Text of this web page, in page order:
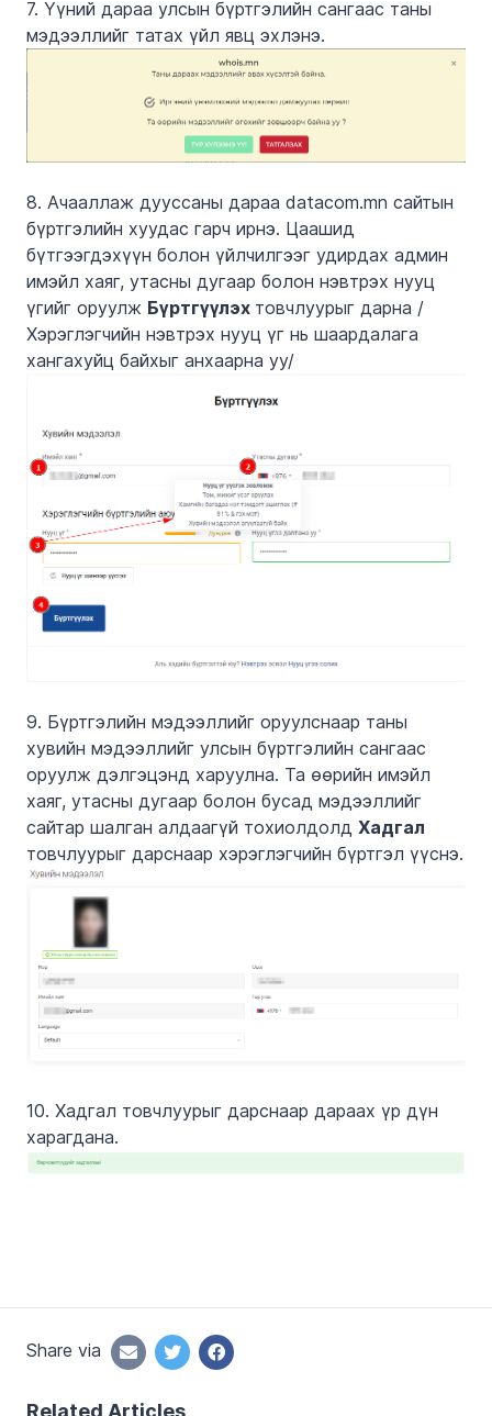
7. Үүний дараа улсын бүртгэлийн сангаас таны
мэдээллийг татах үйл явц эхлэнэ.
8. Ачааллаж дууссаны дараа datacom.mn сайтын
бүртгэлийн хуудас гарч ирнэ. Цаашид
бүтгээгдэхүүн болон үйлчилгээг удирдах админ
имэйл хаяг, утасны дугаар болон нэвтрэх нууц
үгийг оруулж Бүртгүүлэх товчлуурыг дарна /
Хэрэглэгчийн нэвтрэх нууц үг нь шаардалага
хангахуйц байхыг анхаарна уу/
9. Бүртгэлийн мэдээллийг оруулснаар таны
хувийн мэдээллийг улсын бүртгэлийн сангаас
оруулж дэлгэцэнд харуулна. Та өөрийн имэйл
хаяг, утасны дугаар болон бусад мэдээллийг
сайтар шалган алдаагүй тохиолдолд Хадгал
товчлуурыг дарснаар хэрэглэгчийн бүртгэл үүснэ.
10. Хадгал товчлуурыг дарснаар дараах үр дүн
харагдана.
Share via
Related Articles